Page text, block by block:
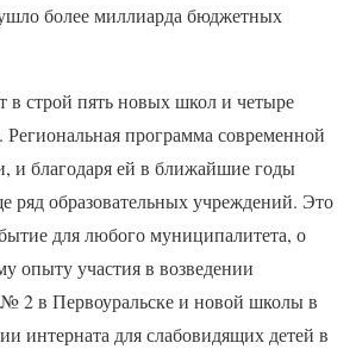
более миллиарда бюджетных
в строй пять новых школ и четыре
Региональная программа современной
и благодаря ей в ближайшие годы
ряд образовательных учреждений. Это
для любого муниципалитета, о
опыту участия в возведении
2 в Первоуральске и новой школы в
интерната для слабовидящих детей в